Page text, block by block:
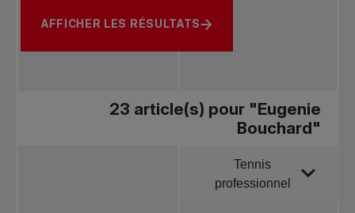
AFFICHER LES RÉSULTATS
23 article(s) pour "Eugenie
Bouchard"
Tennis
professionnel